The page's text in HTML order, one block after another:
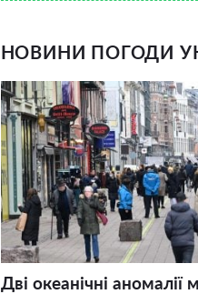
НОВИНИ ПОГОДИ
Дві океанічні аномалії